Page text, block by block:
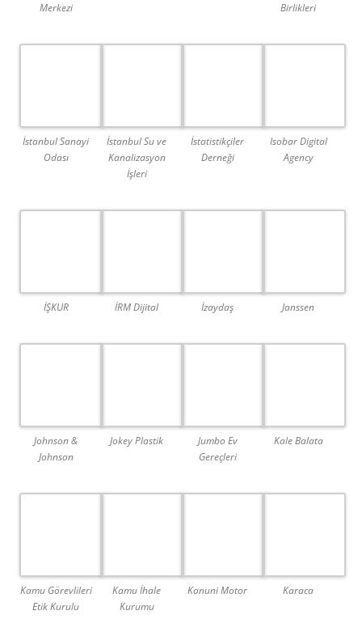
Merkezi
Birlikleri
İstanbul Sanayi
Odası
İstanbul Su ve
Kanalizasyon
İşleri
İstatistikçiler
Derneği
Isobar Digital
Agency
İŞKUR İRM Dijital İzaydaş Janssen
Johnson &
Johnson
Jokey Plastik
Jumbo Ev
Gereçleri
Kale Balata
Kamu Görevlileri
Etik Kurulu
Kamu İhale
Kurumu
Kanuni Motor Karaca